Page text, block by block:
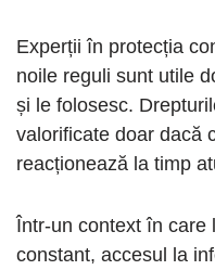
Experții în protecția
noile reguli sunt utile
și le folosesc.
valorificate doar dacă
reacționează la timp
Într-un context în care
constant, accesul la